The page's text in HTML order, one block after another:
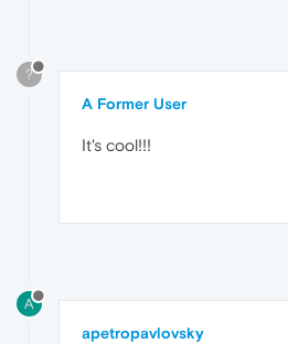
?
A Former User
It's cool!!!
A
apetropavlovsky